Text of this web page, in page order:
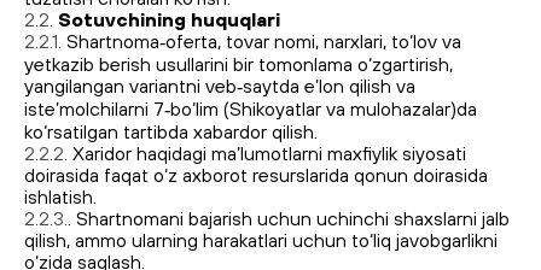
2.2. Sotuvchining huquqlari
2.2.1. Shartnoma‑oferta, tovar nomi, narxlari, to‘lov va
yetkazib berish usullarini bir tomonlama o‘zgartirish,
yangilangan variantni veb‑saytda e’lon qilish va
iste’molchilarni 7‑bo‘lim (Shikoyatlar va mulohazalar)da
ko‘rsatilgan tartibda xabardor qilish.
2.2.2. Xaridor haqidagi ma’lumotlarni maxfiylik siyosati
doirasida faqat o‘z axborot resurslarida qonun doirasida
ishlatish.
2.2.3. . Shartnomani bajarish uchun uchinchi shaxslarni jalb
qilish, ammo ularning harakatlari uchun to‘liq javobgarlikni
o‘zida saqlash.